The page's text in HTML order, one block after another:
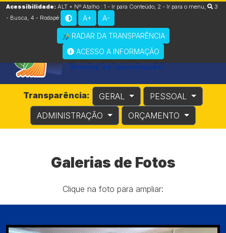
Acessibilidade: ALT + Nº Atalho : 1 - Ir para Conteúdo, 2 - Ir para o menu,
3
- Busca 4 - Rodapé A+ A-
RADAR DA TRANSPARÊNCIA
ACESSO A INFORMAÇÃO
Transparência: GERAL
PESSOAL
ADMINISTRAÇÃO
ORÇAMENTO
Galerias de Fotos
Clique na foto para ampliar: